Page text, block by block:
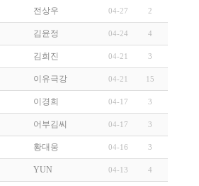
전상우 04-27 2
김윤정 04-24 4
김희진 04-21 3
이유극강 04-21 15
이경희 04-17 3
어부김씨 04-17 3
황대웅 04-16 3
YUN 04-13 4